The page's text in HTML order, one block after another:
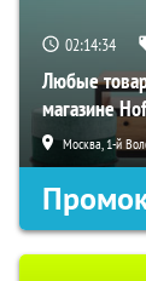
02:14:33
Любые
магазине
Москва, 1-й